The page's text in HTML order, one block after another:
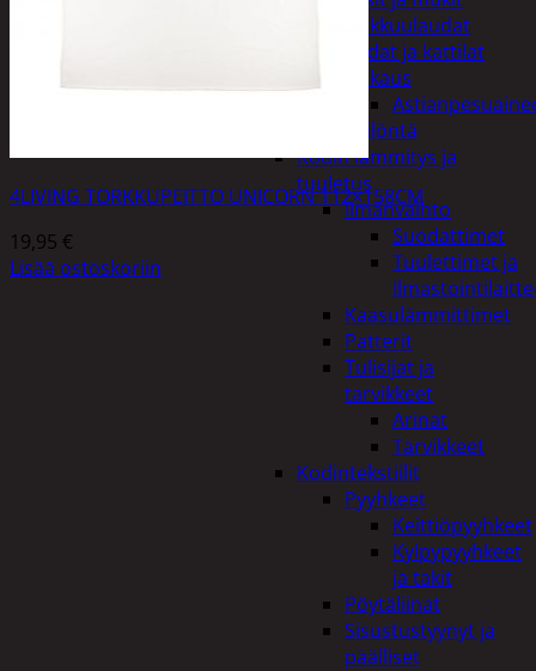
Leikkuulaudat
Padat ja kattilat
Tiskaus
Säilöntä
Kodin lämmitys ja
tuuletus
Ilmanvaihto
Suodattimet
Tuulettimet ja
Kaasulämmittimet
Patterit
Tulisijat ja
tarvikkeet
Arinat
Tarvikkeet
Kodintekstiilit
Pyyhkeet
Keittiöpyyhkeet
Kylpypyyhkeet
ja takit
Pöytäliinat
Sisustustyynyt ja
päälliset
4LIVING TORKKUPEITTO UNICORN 112×158CM
19,95 €
Lisää ostoskoriin